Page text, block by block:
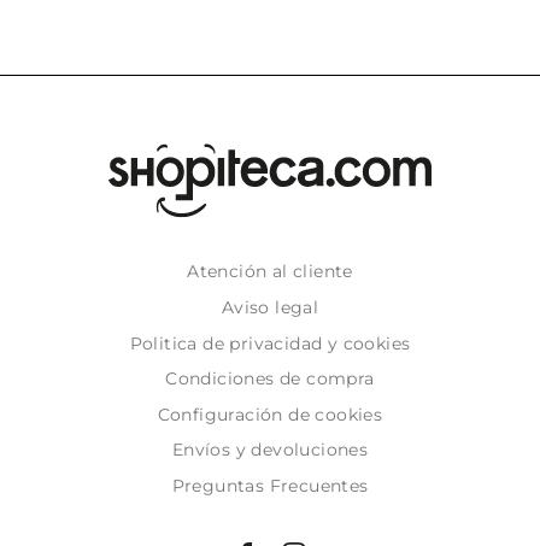
Atención al cliente
Aviso legal
Politica de privacidad y cookies
Condiciones de compra
Configuración de cookies
Envíos y devoluciones
Preguntas Frecuentes